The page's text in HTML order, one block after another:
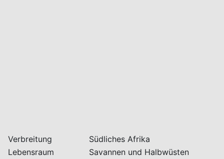
Verbreitung
Südliches Afrika
Lebensraum
Savannen und Halbwüsten